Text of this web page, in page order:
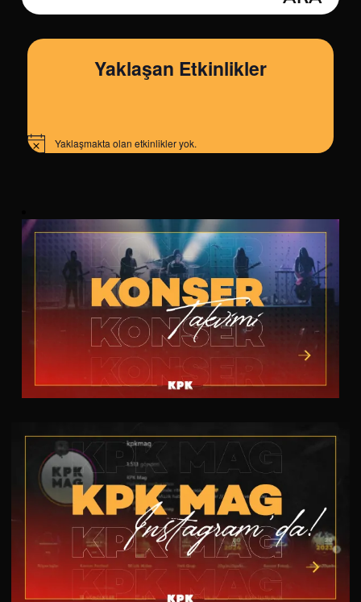
Yaklaşan Etkinlikler
Notice Yaklaşmakta olan etkinlikler yok.